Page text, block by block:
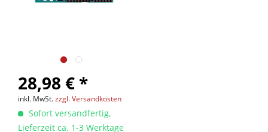
28,98 € *
inkl. MwSt.zzgl. Versandkosten
Sofort versandfertig,
Lieferzeit ca. 1-3 Werktage